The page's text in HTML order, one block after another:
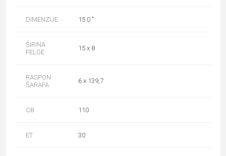
DIMENZIJE 15.0 "
ŠIRINA
FELGE
15 x 8
RASPON
ŠARAFA
6 x 139,7
CB 110
ET 30